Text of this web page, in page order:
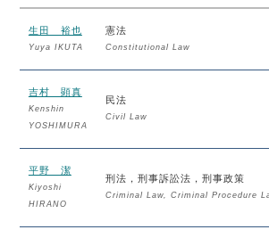
生田 裕也
Yuya IKUTA
憲法
Constitutional Law
吉村 顕真
Kenshin
YOSHIMURA
民法
Civil Law
平野 潔
Kiyoshi
HIRANO
刑法，刑事訴訟法，刑事政策
Criminal Law, Criminal Procedure